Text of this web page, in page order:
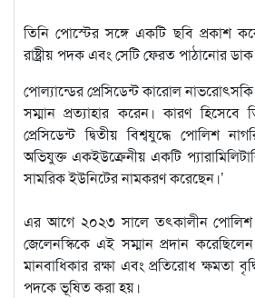
তিনি পোস্টের সঙ্গে একটি ছবি প্রকাশ
রাষ্ট্রীয় পদক এবং সেটি ফেরত পাঠানোর
পোল্যান্ডের প্রেসিডেন্ট কারোল
সম্মান প্রত্যাহার করেন। কারণ হিসেবে
প্রেসিডেন্ট দ্বিতীয় বিশ্বযুদ্ধে পোলিশ
অভিযুক্ত একইউক্রেনীয় একটি
সামরিক ইউনিটের নামকরণ করেছেন।’
এর আগে ২০২৩ সালে তৎকালীন পোলিশ
জেলেনস্কিকে এই সম্মান প্রদান
মানবাধিকার রক্ষা এবং প্রতিরোধ ক্ষমতা
পদকে ভূষিত করা হয়।